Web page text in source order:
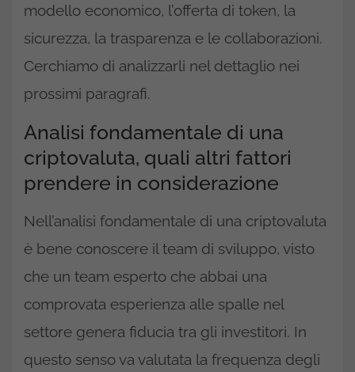
modello economico, l’offerta di token, la
sicurezza, la trasparenza e le collaborazioni.
Cerchiamo di analizzarli nel dettaglio nei
prossimi paragrafi.
Analisi fondamentale di una
criptovaluta, quali altri fattori
prendere in considerazione
Nell’analisi fondamentale di una criptovaluta
è bene conoscere il team di sviluppo, visto
che un team esperto che abbai una
comprovata esperienza alle spalle nel
settore genera fiducia tra gli investitori. In
questo senso va valutata la frequenza degli